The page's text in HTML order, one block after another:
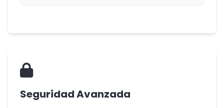
Seguridad Avanzada